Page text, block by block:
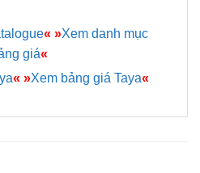
« »Xem danh mục
giá«
« »Xem bảng giá Taya«